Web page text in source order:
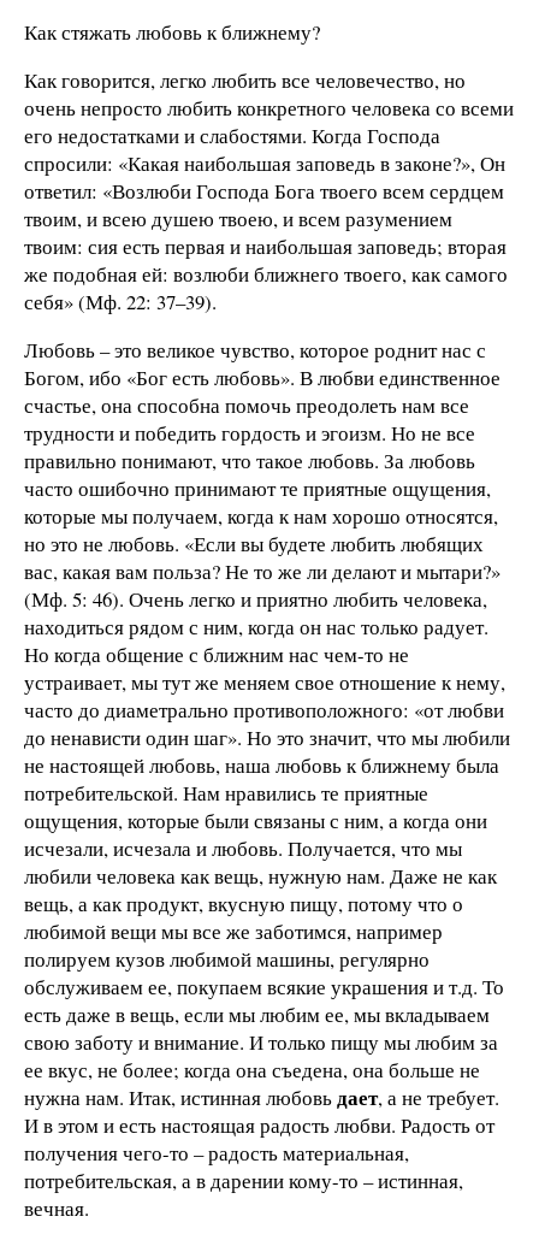
Как стяжать любовь к ближнему?
Как говорится, легко любить все человечество, но
очень непросто любить конкретного человека со всеми
его недостатками и слабостями. Когда Господа
спросили: «Какая наибольшая заповедь в законе?», Он
ответил: «Возлюби Господа Бога твоего всем сердцем
твоим, и всею душею твоею, и всем разумением
твоим: сия есть первая и наибольшая заповедь; вторая
же подобная ей: возлюби ближнего твоего, как самого
себя» (Мф. 22: 37–39).
Любовь – это великое чувство, которое роднит нас с
Богом, ибо «Бог есть любовь». В любви единственное
счастье, она способна помочь преодолеть нам все
трудности и победить гордость и эгоизм. Но не все
правильно понимают, что такое любовь. За любовь
часто ошибочно принимают те приятные ощущения,
которые мы получаем, когда к нам хорошо относятся,
но это не любовь. «Если вы будете любить любящих
вас, какая вам польза? Не то же ли делают и мытари?»
(Мф. 5: 46). Очень легко и приятно любить человека,
находиться рядом с ним, когда он нас только радует.
Но когда общение с ближним нас чем-то не
устраивает, мы тут же меняем свое отношение к нему,
часто до диаметрально противоположного: «от любви
до ненависти один шаг». Но это значит, что мы любили
не настоящей любовь, наша любовь к ближнему была
потребительской. Нам нравились те приятные
ощущения, которые были связаны с ним, а когда они
исчезали, исчезала и любовь. Получается, что мы
любили человека как вещь, нужную нам. Даже не как
вещь, а как продукт, вкусную пищу, потому что о
любимой вещи мы все же заботимся, например
полируем кузов любимой машины, регулярно
обслуживаем ее, покупаем всякие украшения и т.д. То
есть даже в вещь, если мы любим ее, мы вкладываем
свою заботу и внимание. И только пищу мы любим за
ее вкус, не более; когда она съедена, она больше не
нужна нам. Итак, истинная любовьдает, а не требует.
И в этом и есть настоящая радость любви. Радость от
получения чего-то – радость материальная,
потребительская, а в дарении кому-то – истинная,
вечная.